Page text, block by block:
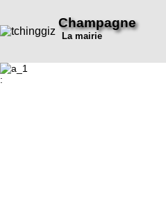
Champagne
La mairie
: